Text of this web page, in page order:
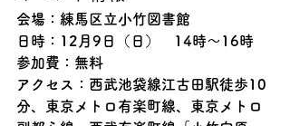
会場：練馬区立小竹図書館
日時：12月9日（日）　14時〜16時
参加費：無料
アクセス：西武池袋線江古田駅徒歩10
分、東京メトロ有楽町線、東京メトロ